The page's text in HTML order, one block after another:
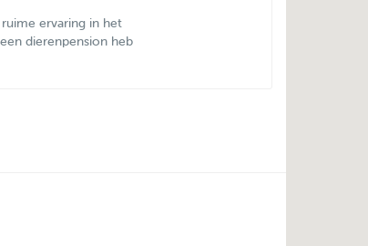
ervaring in het
dierenpension heb